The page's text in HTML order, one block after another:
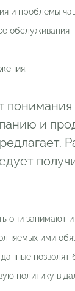
и проблемы
обслуживания
понимания
и
они занимают
ими
позволят
политику в